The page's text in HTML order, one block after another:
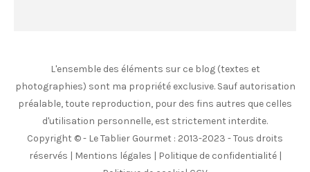
L'ensemble des éléments sur ce blog (textes et
photographies) sont ma propriété exclusive. Sauf autorisation
préalable, toute reproduction, pour des fins autres que celles
d'utilisation personnelle, est strictement interdite.
Copyright © - Le Tablier Gourmet : 2013-2023 - Tous droits
réservés | Mentions légales | Politique de confidentialité|